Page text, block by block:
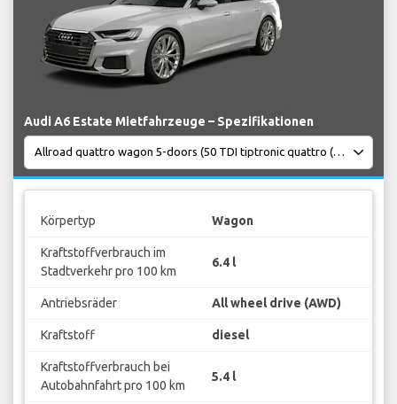
Audi A6 Estate Mietfahrzeuge – Spezifikationen
Körpertyp Wagon
Kraftstoffverbrauch im
Stadtverkehr pro 100 km
6.4 l
Antriebsräder All wheel drive (AWD)
Kraftstoff diesel
Kraftstoffverbrauch bei
Autobahnfahrt pro 100 km
5.4 l